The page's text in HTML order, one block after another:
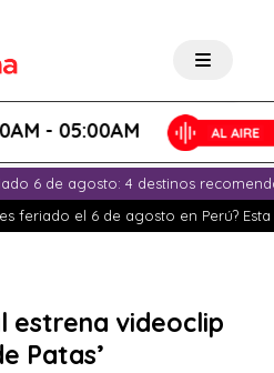
- 05:00AM
6 de agosto: 4 destinos
feriado el 6 de agosto en Perú?
estrena videoclip
Patas’